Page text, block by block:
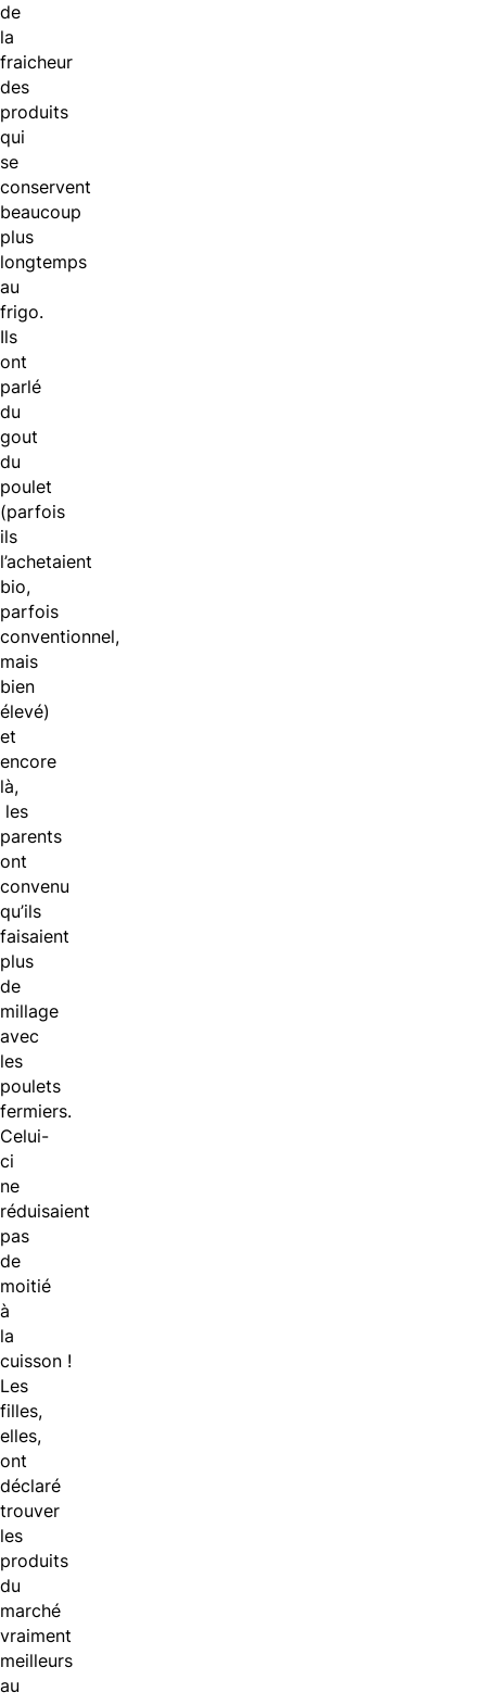
de
la
fraicheur
des
produits
qui
se
conservent
beaucoup
plus
longtemps
au
frigo.
Ils
ont
parlé
du
gout
du
poulet
(parfois
ils
l’achetaient
bio,
parfois
conventionnel,
mais
bien
élevé)
et
encore
là,
les
parents
ont
convenu
qu’ils
faisaient
plus
de
millage
avec
les
poulets
fermiers.
Celui-
ci
ne
réduisaient
pas
de
moitié
à
la
cuisson !
Les
filles,
elles,
ont
déclaré
trouver
les
produits
du
marché
vraiment
meilleurs
au